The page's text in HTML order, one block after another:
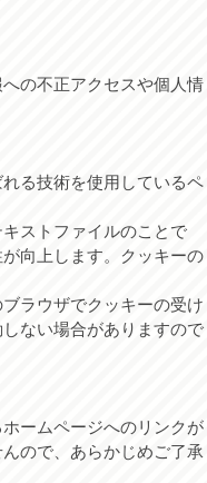
の不正アクセスや個人情
る技術を使用しているペ
ストファイルのことで
向上します。クッキーの
ラウザでクッキーの受け
ない場合がありますので
ームページへのリンクが
ので、あらかじめご了承